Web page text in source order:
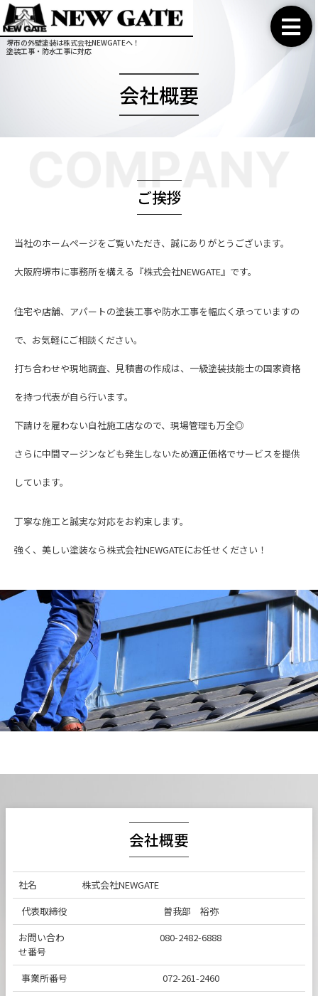
堺市の外壁塗装は株式会社NEWGATEへ！
塗装工事・防水工事に対応
会社概要
ご挨拶
当社のホームページをご覧いただき、誠にありがとうございます。
大阪府堺市に事務所を構える『株式会社NEWGATE』です。
住宅や店舗、アパートの塗装工事や防水工事を幅広く承っていますの
で、お気軽にご相談ください。
打ち合わせや現地調査、見積書の作成は、一級塗装技能士の国家資格
を持つ代表が自ら行います。
下請けを雇わない自社施工店なので、現場管理も万全◎
さらに中間マージンなども発生しないため適正価格でサービスを提供
しています。
丁寧な施工と誠実な対応をお約束します。
強く、美しい塗装なら株式会社NEWGATEにお任せください！
会社概要
社名
株式会社NEWGATE
代表取締役
曽我部 裕弥
お問い合わ
せ番号
080-2482-6888
事業所番号
072-261-2460